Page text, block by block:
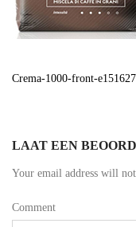
Crema-1000-front-
LAAT EEN
Your email address will
Comment